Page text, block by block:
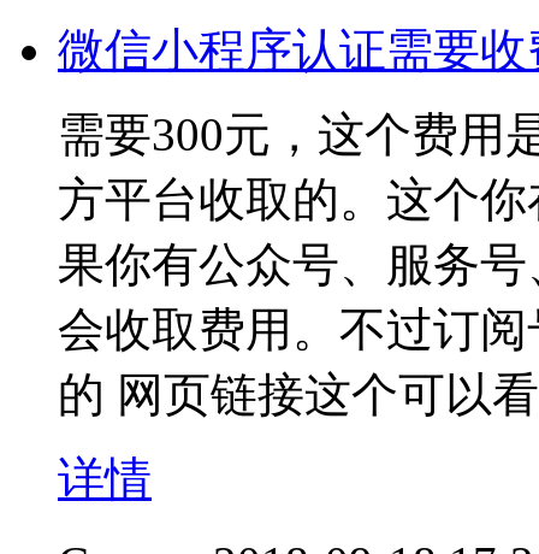
微信小程序认证需要收
需要300元，这个费用
方平台收取的。这个
果你有公众号、服务
会收取费用。不过订
的 网页链接这个可以
详情